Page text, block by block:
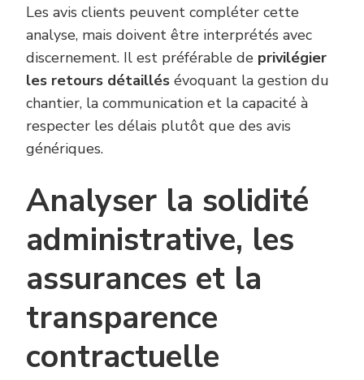
Les avis clients peuvent compléter cette
analyse, mais doivent être interprétés avec
discernement. Il est préférable de privilégier
les retours détaillés évoquant la gestion du
chantier, la communication et la capacité à
respecter les délais plutôt que des avis
génériques.
Analyser la solidité
administrative, les
assurances et la
transparence
contractuelle